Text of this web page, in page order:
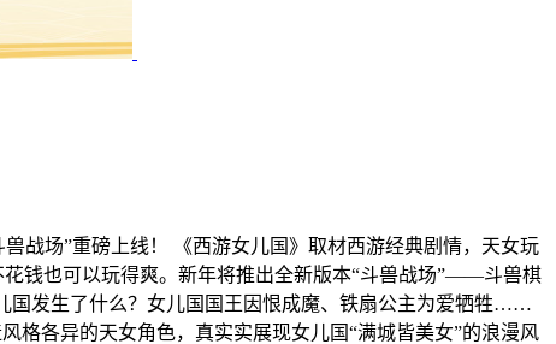
战场”重磅上线！ 《西游女儿国》取材西游经典剧情，天女玩
钱也可以玩得爽。新年将推出全新版本“斗兽战场”——斗兽棋
国发生了什么？女儿国国王因恨成魔、铁扇公主为爱牺牲……
格各异的天女角色，真实实展现女儿国“满城皆美女”的浪漫风